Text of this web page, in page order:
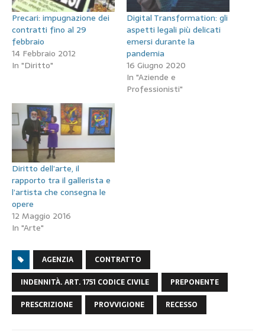
Precari: impugnazione dei
contratti fino al 29
febbraio
14 Febbraio 2012
In "Diritto"
Digital Transformation: gli
aspetti legali più delicati
emersi durante la
pandemia
16 Giugno 2020
In "Aziende e
Professionisti"
Diritto dell’arte, il
rapporto tra il gallerista e
l’artista che consegna le
opere
12 Maggio 2016
In "Arte"
AGENZIA
CONTRATTO
INDENNITÀ. ART. 1751 CODICE CIVILE
PREPONENTE
PRESCRIZIONE
PROVVIGIONE RECESSO